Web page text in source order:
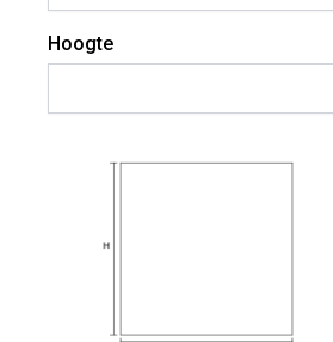
Hoogte